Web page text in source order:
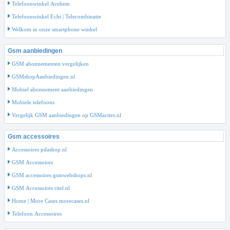
Telefoonwinkel Arnhem
Telefoonwinkel Echt | Telecombinatie
Welkom in onze smartphone winkel
Gsm aanbiedingen
GSM abonnementen vergelijken
GSMshopAanbiedingen.nl
Mobiel abonnement aanbiedingen
Mobiele telefoons
Vergelijk GSM aanbiedingen op GSMacties.nl
Gsm accessoires
Accessoires pdashop.nl
GSM Accessoires
GSM accessoires gsmwebshops.nl
GSM Accessoires ritel.nl
Home | More Cases morecases.nl
Telefoon Accessoires